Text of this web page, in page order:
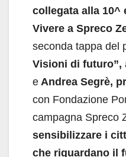
collegata alla 10^
Vivere a Spreco
seconda tappa del
Visioni di futuro”,
e Andrea Segrè,
con Fondazione
campagna Spreco
sensibilizzare i
che riguardano il